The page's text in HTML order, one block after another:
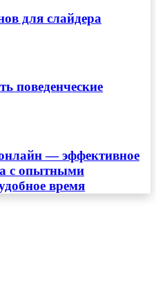
для слайдера
поведенческие
— эффективное
с опытными
время